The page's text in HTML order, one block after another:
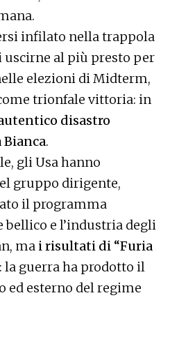
infilato nella trappola
uscirne al più presto per
elezioni di Midterm,
trionfale vittoria: in
disastro
Bianca.
gli Usa hanno
gruppo dirigente,
il programma
e l’industria degli
ma i risultati di “Furia
: la guerra ha prodotto il
esterno del regime